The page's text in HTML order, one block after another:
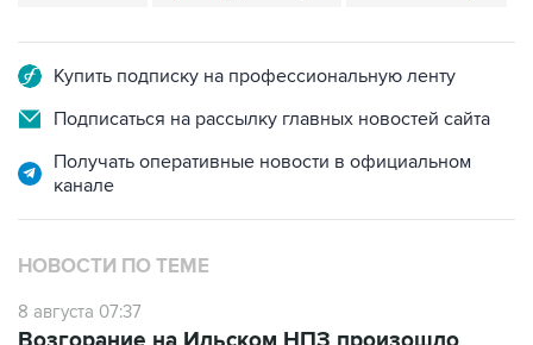
Купить подписку на профессиональную ленту
Подписаться на рассылку главных новостей сайта
Получать оперативные новости в официальном
канале
НОВОСТИ ПО ТЕМЕ
8 августа 07:37